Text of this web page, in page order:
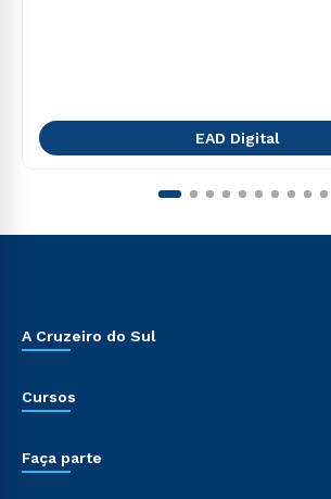
EAD Digital
A Cruzeiro do Sul
Cursos
Faça parte